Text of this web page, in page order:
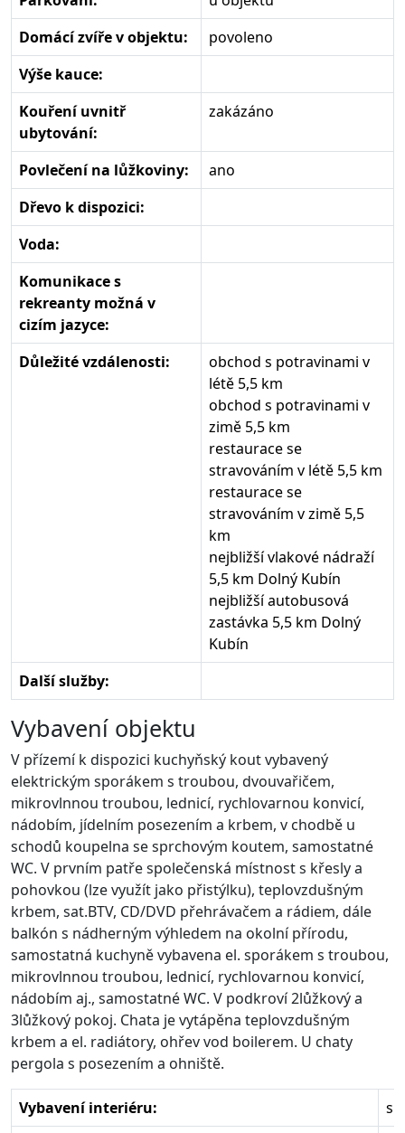
Domácí zvíře v objektu:
povoleno
Výše kauce:
Kouření uvnitř
ubytování:
zakázáno
Povlečení na lůžkoviny:
ano
Dřevo k dispozici:
Voda:
Komunikace s
rekreanty možná v
cizím jazyce:
Důležité vzdálenosti:
obchod s potravinami v
létě 5,5 km
obchod s potravinami v
zimě 5,5 km
restaurace se
stravováním v létě 5,5 km
restaurace se
stravováním v zimě 5,5
km
nejbližší vlakové nádraží
5,5 km Dolný Kubín
nejbližší autobusová
zastávka 5,5 km Dolný
Kubín
Další služby:
Vybavení objektu
V přízemí k dispozici kuchyňský kout vybavený
elektrickým sporákem s troubou, dvouvařičem,
mikrovlnnou troubou, lednicí, rychlovarnou konvicí,
nádobím, jídelním posezením a krbem, v chodbě u
schodů koupelna se sprchovým koutem, samostatné
WC. V prvním patře společenská místnost s křesly a
pohovkou (lze využít jako přistýlku), teplovzdušným
krbem, sat.BTV, CD/DVD přehrávačem a rádiem, dále
balkón s nádherným výhledem na okolní přírodu,
samostatná kuchyně vybavena el. sporákem s troubou,
mikrovlnnou troubou, lednicí, rychlovarnou konvicí,
nádobím aj., samostatné WC. V podkroví 2lůžkový a
3lůžkový pokoj. Chata je vytápěna teplovzdušným
krbem a el. radiátory, ohřev vod boilerem. U chaty
pergola s posezením a ohniště.
Vybavení interiéru: